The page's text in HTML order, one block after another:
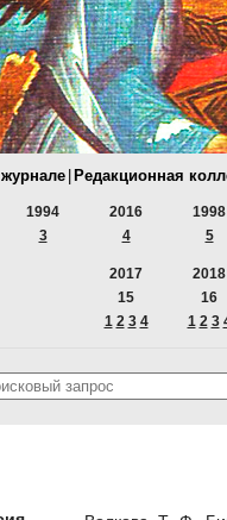
Редакционная
1994
3
2016
4
1998
5
2017
15
1 2 3 4
2018
16
1 2 3